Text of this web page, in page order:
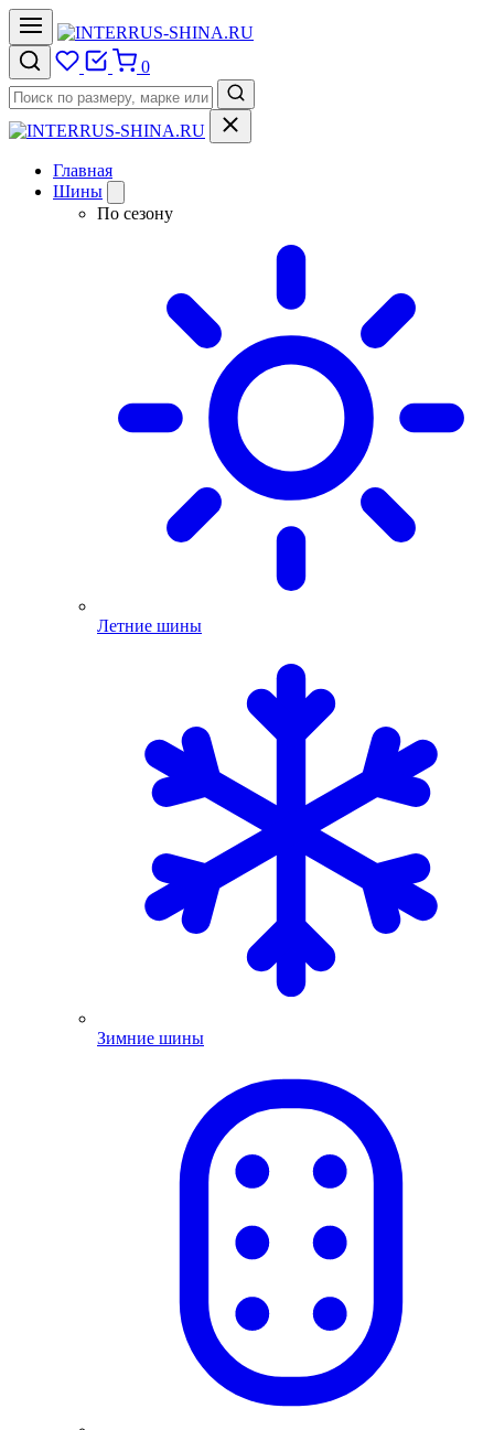
0
Главная
Шины
По сезону
Летние шины
Зимние шины